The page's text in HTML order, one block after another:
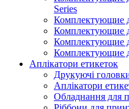
Series
Комплектующие
Комплектующие
Комплектующие
Комплектующие
Аплікатори етикеток
Друкуючі
Аплікатори
Обладнання для